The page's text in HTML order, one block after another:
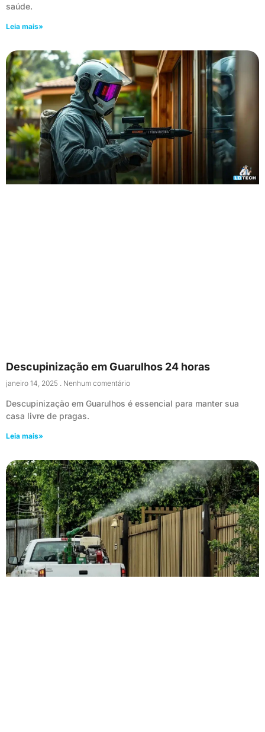
saúde.
Leia mais»
Descupinização em Guarulhos 24 horas
janeiro 14, 2025 Nenhum comentário
Descupinização em Guarulhos é essencial para manter sua
casa livre de pragas.
Leia mais»